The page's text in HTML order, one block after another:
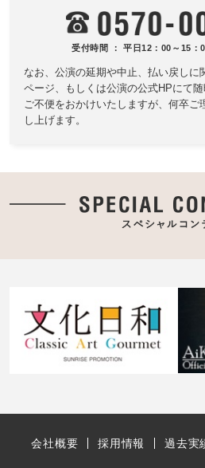
受付時間 ： 平日12：00～15：
なお、公演の延期や中止、払い戻しに
ページ、もしくは公演の公式HPにて随
ご不便をおかけいたしますが、何卒ご
し上げます。
会社概要 採用情報 過去実